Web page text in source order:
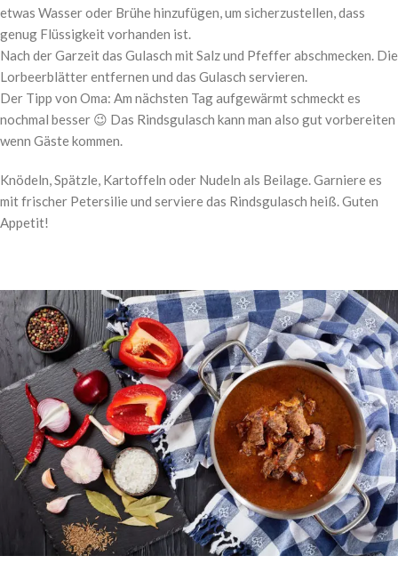
etwas Wasser oder Brühe hinzufügen, um sicherzustellen, dass
genug Flüssigkeit vorhanden ist.
Nach der Garzeit das Gulasch mit Salz und Pfeffer abschmecken. Die
Lorbeerblätter entfernen und das Gulasch servieren.
Der Tipp von Oma: Am nächsten Tag aufgewärmt schmeckt es
nochmal besser 😉 Das Rindsgulasch kann man also gut vorbereiten
wenn Gäste kommen.
Knödeln, Spätzle, Kartoffeln oder Nudeln als Beilage. Garniere es
mit frischer Petersilie und serviere das Rindsgulasch heiß. Guten
Appetit!